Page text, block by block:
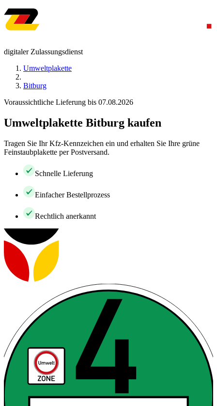
digitaler Zulassungsdienst
Umweltplakette
Bitburg
Voraussichtliche Lieferung bis 07.08.2026
Umweltplakette Bitburg kaufen
Tragen Sie Ihr Kfz-Kennzeichen ein und erhalten Sie Ihre grüne
Feinstaubplakette per Postversand.
Schnelle Lieferung
Einfacher Bestellprozess
Rechtlich anerkannt